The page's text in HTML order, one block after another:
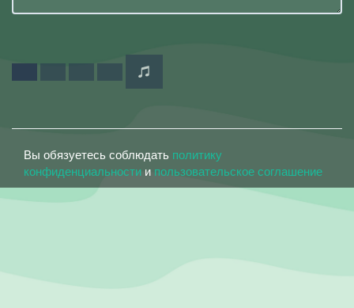
Вы обязуетесь соблюдать политику
конфиденциальности и пользовательское соглашение